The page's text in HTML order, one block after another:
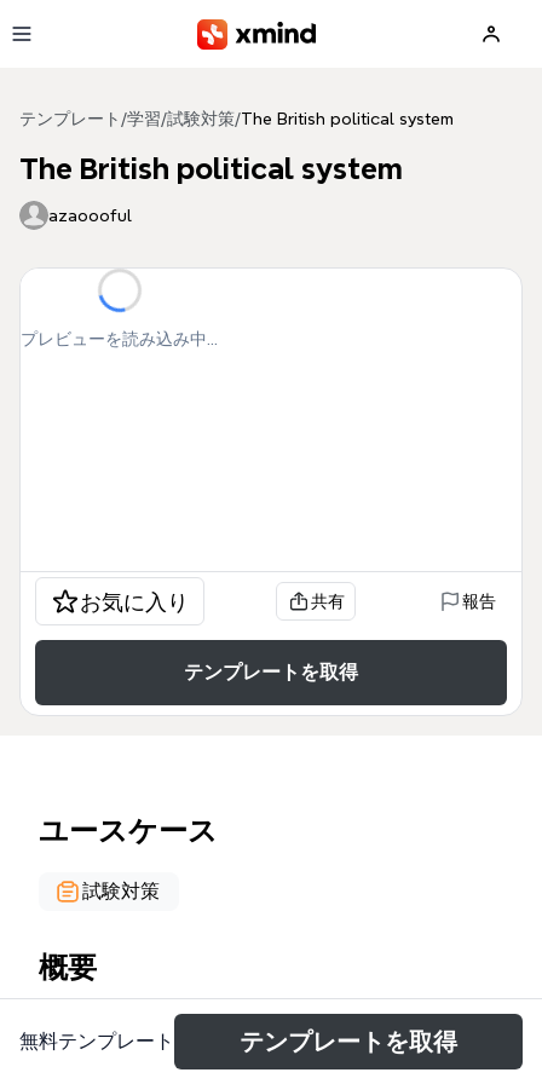
テンプレート /学習/試験対策/The British political system
The British political system
azaoooful
プレビューを読み込み中...
お気に入り 共有 報告
テンプレートを取得
ユースケース
試験対策
概要
The British political system mind map provides a
comprehensive overview of the UK's governance
無料テンプレート テンプレートを取得